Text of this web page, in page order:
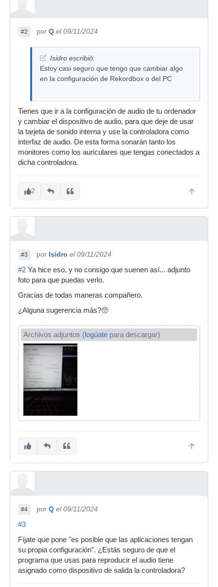
#2 por Q el 09/11/2024
Isidro escribió:
Estoy casi seguro que tengo que cambiar algo
en la configuración de Rekordbox o del PC
Tienes que ir a la configuración de audio de tu ordenador
y cambiar el dispositivo de audio, para que deje de usar
la tarjeta de sonido interna y use la controladora como
interfaz de audio. De esta forma sonarán tanto los
monitores como los auriculares que tengas conectados a
dicha controladora.
2
#3 por Isidro el 09/11/2024
#2 Ya hice eso, y no consigo que suenen así... adjunto
foto para que puedas verlo.
Gracias de todas maneras compañero.
¿Alguna sugerencia más?🥺
Archivos adjuntos (logúate para descargar)
#4 por Q el 09/11/2024
#3
Fíjate que pone "es posible que las aplicaciones tengan
su propia configuración". ¿Estás seguro de que el
programa que usas para reproducir el audio tiene
asignado como dispositivo de salida la controladora?